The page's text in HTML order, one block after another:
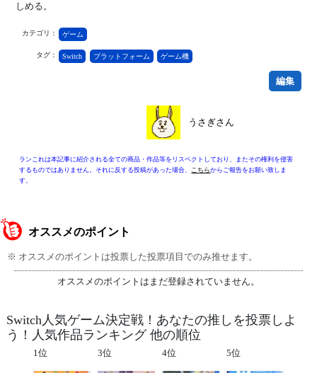
しめる。
カテゴリ： ゲーム
タグ： Switch プラットフォーム ゲーム機
編集
うさぎさん
ランこれは本記事に紹介される全ての商品・作品等をリスペクトしており、またその権利を侵害
するものではありません。それに反する投稿があった場合、 こちらからご報告をお願い致しま
す。
オススメのポイント
※ オススメのポイントは投票した投票項目でのみ推せます。
オススメのポイントはまだ登録されていません。
Switch人気ゲーム決定戦！あなたの推しを投票しよ
う！人気作品ランキング 他の順位
1位 3位 4位 5位